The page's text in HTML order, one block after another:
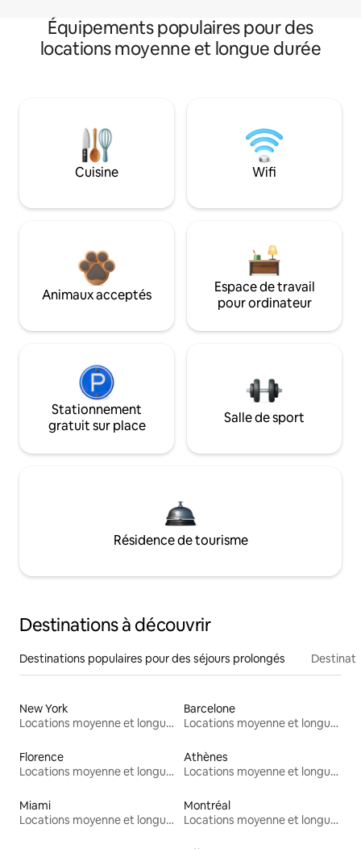
Équipements populaires pour des
locations moyenne et longue durée
Cuisine Wifi
Animaux acceptés
Espace de travail
pour ordinateur
Stationnement
gratuit sur place
Salle de sport
Résidence de tourisme
Destinations à découvrir
Destinations populaires pour des séjours prolongés
New York
Locations moyenne et longue durée
Barcelone
Locations moyenne et longue durée
Florence
Locations moyenne et longue durée
Athènes
Locations moyenne et longue durée
Miami
Locations moyenne et longue durée
Montréal
Locations moyenne et longue durée